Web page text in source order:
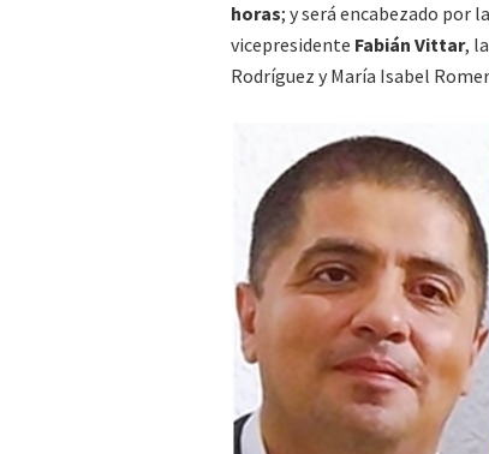
horas; y será encabezado por
vicepresidente Fabián Vittar,
Rodríguez y María Isabel